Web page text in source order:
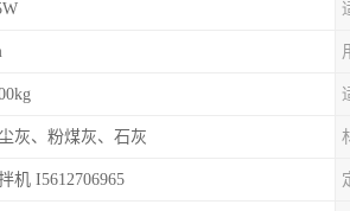
灰、粉煤灰、石灰
机 I5612706965